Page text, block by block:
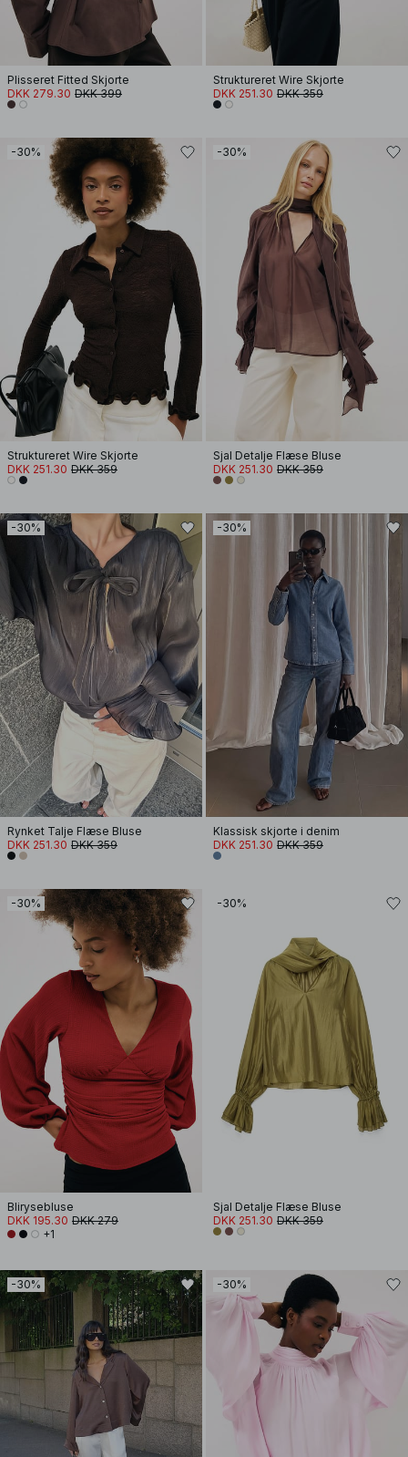
Plisseret Fitted Skjorte
DKK 279.30 DKK 399
Struktureret Wire Skjorte
DKK 251.30 DKK 359
-30%
Struktureret Wire Skjorte
DKK 251.30 DKK 359
-30%
Sjal Detalje Flæse Bluse
DKK 251.30 DKK 359
-30%
Rynket Talje Flæse Bluse
DKK 251.30 DKK 359
-30%
Klassisk skjorte i denim
DKK 251.30 DKK 359
-30%
Blirysebluse
DKK 195.30 DKK 279
+1
-30%
Sjal Detalje Flæse Bluse
DKK 251.30 DKK 359
-30% -30%